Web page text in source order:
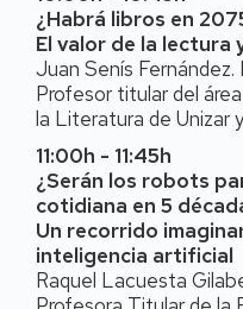
¿Habrá libros en
El valor de la lectura
Juan Senís
Profesor titular del
la Literatura de Unizar
11:00h - 11:45h
¿Serán los robots
cotidiana en 5
Un recorrido
inteligencia artificial
Raquel Lacuesta